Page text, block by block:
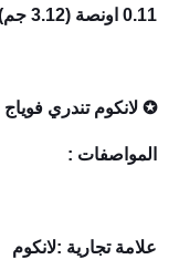
0.11 اونصة (3.12 جم)
✪ لانكوم تندري
المواصفات :
علامة تجارية :لانكوم